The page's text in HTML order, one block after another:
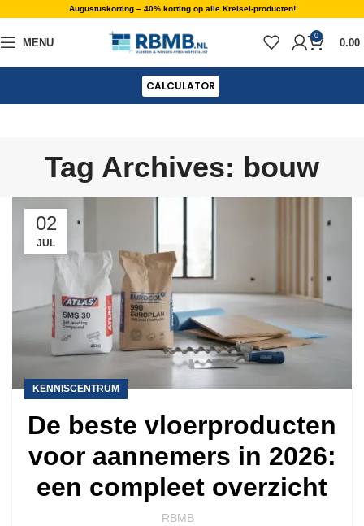
Augustuskorting – 40% korting op alle Kreisel-producten!
MENU
0
0.00
CALCULATOR
Tag Archives: bouw
02
JUL
KENNISCENTRUM
De beste vloerproducten
voor aannemers in 2026:
een compleet overzicht
RBMB